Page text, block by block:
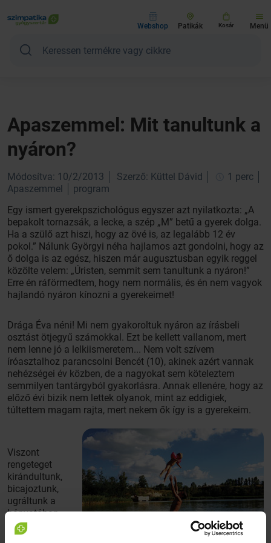
Webshop Patikák Kosár Menü
Apaszemmel: Mit tanultunk a
nyáron?
Módosítva: 10/2/2013 Szerző: Küttel Dávid
1 perc
Apaszemmel
program
Egy ismert gyerekpszichológus egyszer azt nyilatkozta: „A
bepakolt tornazsák, a lecke, a szép „M” betű a gyerek dolga.
Ha a szülő azt hiszi, hogy az övé is, az legalább 12 év
pokol.” Nálunk Györgyi néha hajlamos azt gondolni, hogy az
ő dolga is az egész, hiszen már augusztusban egyik reggel
közölte velem: „Úristen, semmit sem tanultunk a nyáron!”
Erre én ráförmedtem, hogy nem normális, és én nem vagyok
hajlandó nyáron kínozni a gyerekeimet!
Drága Éva néni! Mi nem gyakoroltuk nyáron az írásbeli
osztást ötjegyű számokkal. Ezt be kellett vallanom, mert
nem lenne jó a lelkiismeretem... Nem volt szívem
íróasztalhoz parancsolni Bencét (10), akinek azért vannak
nehézségei év közben, de a nagyokat sem köteleztem
semmilyen tantárgyból gyakorlásra. Annak ellenére, hogy az
előző évi bizik nem lettek olyanok, mint az eddigiek,
túltettem magam rajta, mert nekem ők így is a gyerekeim.
Viszont
rengeteget
kirándultunk,
bicajoztunk,
ugráltunk a
bányatóban,
pedig ki volt
írva, hogy